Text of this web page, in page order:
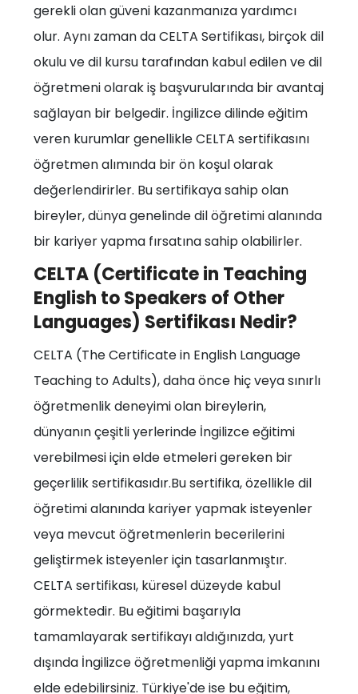
gerekli olan güveni kazanmanıza yardımcı
olur. Aynı zaman da CELTA Sertifikası, birçok dil
okulu ve dil kursu tarafından kabul edilen ve dil
öğretmeni olarak iş başvurularında bir avantaj
sağlayan bir belgedir. İngilizce dilinde eğitim
veren kurumlar genellikle CELTA sertifikasını
öğretmen alımında bir ön koşul olarak
değerlendirirler. Bu sertifikaya sahip olan
bireyler, dünya genelinde dil öğretimi alanında
bir kariyer yapma fırsatına sahip olabilirler.
CELTA (Certificate in Teaching
English to Speakers of Other
Languages) Sertifikası Nedir?
CELTA (The Certificate in English Language
Teaching to Adults), daha önce hiç veya sınırlı
öğretmenlik deneyimi olan bireylerin,
dünyanın çeşitli yerlerinde İngilizce eğitimi
verebilmesi için elde etmeleri gereken bir
geçerlilik sertifikasıdır.Bu sertifika, özellikle dil
öğretimi alanında kariyer yapmak isteyenler
veya mevcut öğretmenlerin becerilerini
geliştirmek isteyenler için tasarlanmıştır.
CELTA sertifikası, küresel düzeyde kabul
görmektedir. Bu eğitimi başarıyla
tamamlayarak sertifikayı aldığınızda, yurt
dışında İngilizce öğretmenliği yapma imkanını
elde edebilirsiniz. Türkiye'de ise bu eğitim,